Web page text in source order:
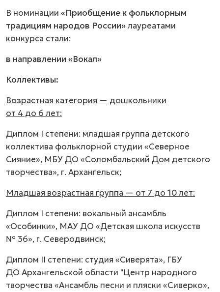
В номинации «Приобщение к фольклорным
традициям народов России»лауреатами
конкурса стали:
в направлении «Вокал»
Коллективы:
Возрастная категория — дошкольники
от 4 до 6 лет:
Диплом I степени: младшая группа детского
коллектива фольклорной студии «Северное
Сияние», МБУ ДО «Соломбальский Дом детского
творчества», г. Архангельск;
Младшая возрастная группа — от 7 до 10 лет:
Диплом I степени: вокальный ансамбль
«Особинки», МАУ ДО «Детская школа искусств
№ 36», г. Северодвинск;
Диплом II степени: студия «Сиверята», ГБУ
ДО Архангельской области "Центр народного
творчества «Ансамбль песни и пляски «Сиверко»,